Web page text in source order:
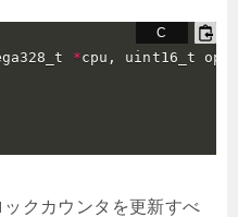
*cpu , uint16_t op
クカウンタを更新すべ